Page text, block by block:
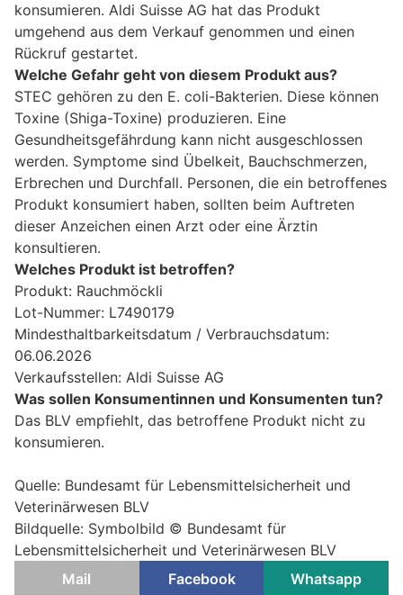
konsumieren. Aldi Suisse AG hat das Produkt
umgehend aus dem Verkauf genommen und einen
Rückruf gestartet.
Welche Gefahr geht von diesem Produkt aus?
STEC gehören zu den E. coli-Bakterien. Diese können
Toxine (Shiga-Toxine) produzieren. Eine
Gesundheitsgefährdung kann nicht ausgeschlossen
werden. Symptome sind Übelkeit, Bauchschmerzen,
Erbrechen und Durchfall. Personen, die ein betroffenes
Produkt konsumiert haben, sollten beim Auftreten
dieser Anzeichen einen Arzt oder eine Ärztin
konsultieren.
Welches Produkt ist betroffen?
Produkt: Rauchmöckli
Lot-Nummer: L7490179
Mindesthaltbarkeitsdatum / Verbrauchsdatum:
06.06.2026
Verkaufsstellen: Aldi Suisse AG
Was sollen Konsumentinnen und Konsumenten tun?
Das BLV empfiehlt, das betroffene Produkt nicht zu
konsumieren.
Quelle: Bundesamt für Lebensmittelsicherheit und
Veterinärwesen BLV
Bildquelle: Symbolbild © Bundesamt für
Lebensmittelsicherheit und Veterinärwesen BLV
Mail
Facebook Whatsapp